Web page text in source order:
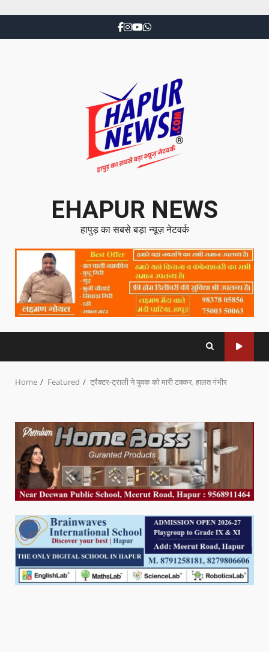
EHAPUR NEWS
हापुड़ का सबसे बड़ा न्यूज़ नेटवर्क
Home Featured ट्रैक्टर-ट्राली ने युवक को मारी टक्कर, हालत गंभीर